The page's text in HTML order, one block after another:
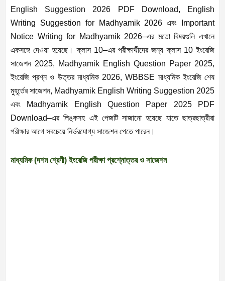
English Suggestion 2026 PDF Download, English
Writing Suggestion for Madhyamik 2026 এবং Important
Notice Writing for Madhyamik 2026–এর মতো বিষয়গুলি এখানে
একসঙ্গে দেওয়া হয়েছে। ক্লাস 10–এর পরীক্ষার্থীদের জন্য ক্লাস 10 ইংরেজি
সাজেশন 2025, Madhyamik English Question Paper 2025,
ইংরেজি প্রশ্ন ও উত্তর মাধ্যমিক 2026, WBBSE মাধ্যমিক ইংরেজি শেষ
মুহূর্তের সাজেশন, Madhyamik English Writing Suggestion 2025
এবং Madhyamik English Question Paper 2025 PDF
Download–এর লিঙ্কসহ এই পেজটি সাজানো হয়েছে যাতে ছাত্রছাত্রীরা
পরীক্ষার আগে সবচেয়ে নির্ভরযোগ্য সাজেশন পেতে পারেন।
মাধ্যমিক (দশম শ্রেণী) ইংরেজি পরীক্ষা প্রশ্নোত্তর ও সাজেশন